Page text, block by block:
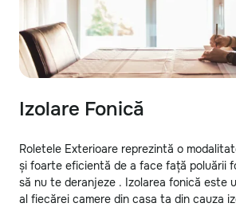
Izolare Fonică
Roletele Exterioare reprezintă o
și foarte eficientă de a face față poluării
să nu te deranjeze . Izolarea fonică este
al fiecărei camere din casa ta din cauza